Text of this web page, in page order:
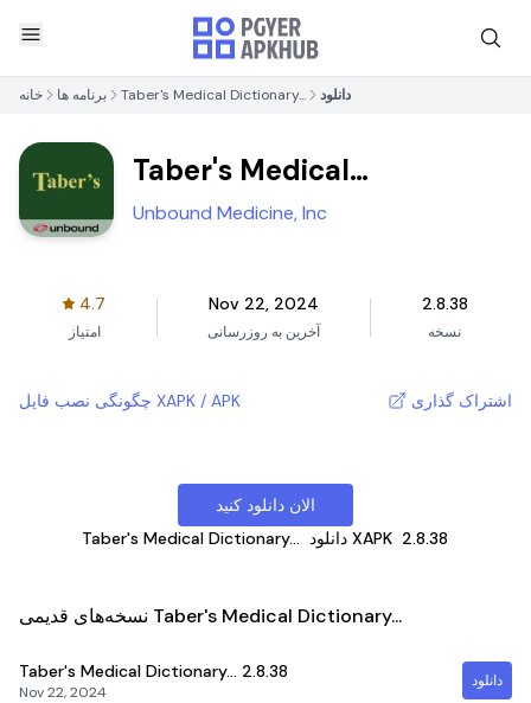
خانه برنامه ها Taber's Medical Dictionary... دانلود
Taber's Medical
Dictionary...
Unbound Medicine, Inc
4.7
امتیاز
Nov 22, 2024
آخرین به روزرسانی
2.8.38
نسخه
چگونگی نصب فایل XAPK / APK اشتراک گذاری
الان دانلود کنید
Taber's Medical Dictionary...
دانلود XAPK 2.8.38
نسخه‌های قدیمی Taber's Medical Dictionary...
Taber's Medical Dictionary... 2.8.38
Nov 22, 2024
دانلود